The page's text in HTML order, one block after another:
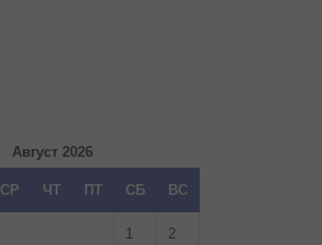
Август 2026
СР ЧТ ПТ СБ ВС
1 2